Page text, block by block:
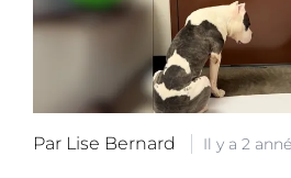
Par Lise Bernard Il y a 2